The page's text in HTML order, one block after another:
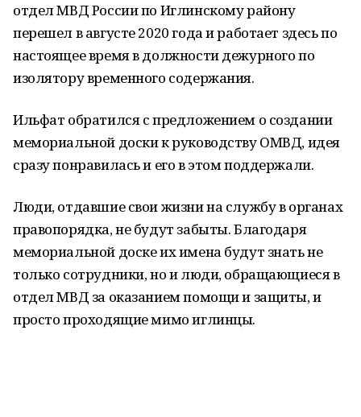
отдел МВД России по Иглинскому району
перешел в августе 2020 года и работает здесь по
настоящее время в должности дежурного по
изолятору временного содержания.
Ильфат обратился с предложением о создании
мемориальной доски к руководству ОМВД, идея
сразу понравилась и его в этом поддержали.
Люди, отдавшие свои жизни на службу в органах
правопорядка, не будут забыты. Благодаря
мемориальной доске их имена будут знать не
только сотрудники, но и люди, обращающиеся в
отдел МВД за оказанием помощи и защиты, и
просто проходящие мимо иглинцы.